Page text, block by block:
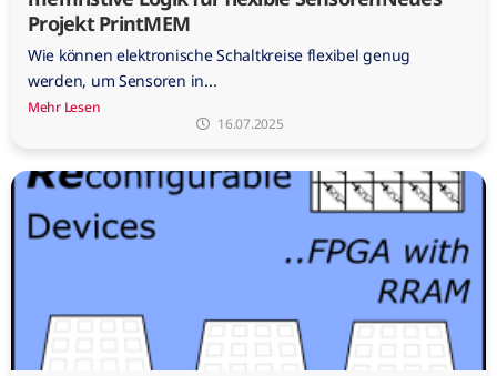
Projekt PrintMEM
Wie können elektronische Schaltkreise flexibel genug
werden, um Sensoren in...
Mehr Lesen
16.07.2025